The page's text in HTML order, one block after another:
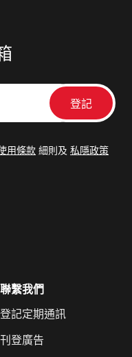
用條款 細則及 私隱政策
聯繫我們
登記定期通訊
刊登廣告